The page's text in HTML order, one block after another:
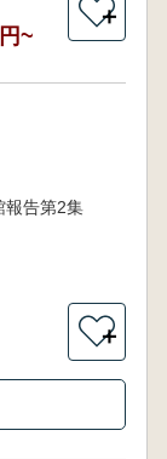
~
＋
報告第2集
＋